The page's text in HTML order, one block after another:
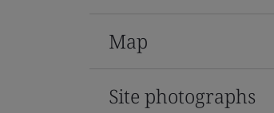
Map
Site photographs